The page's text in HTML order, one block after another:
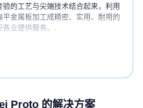
的工艺与尖端技术结合起来，利用
平金属板加工成精密、实用、耐用的
各业提供服务。.
状的理想选择，可切割出干净、无毛
Proto 的解决方案